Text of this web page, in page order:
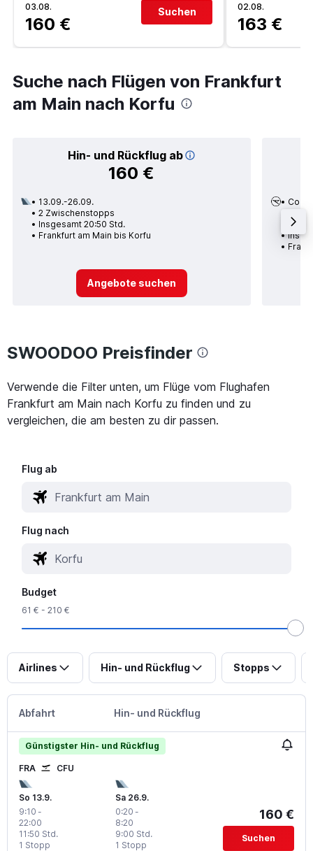
03.08.
160 €
Suchen
02.08.
163 €
Suche nach Flügen von Frankfurt
am Main nach Korfu
Hin- und Rückflug ab
160 €
13.09.-26.09.
2 Zwischenstopps
Insgesamt 20:50 Std.
Frankfurt am Main bis Korfu
Angebote suchen
SWOODOO Preisfinder
Verwende die Filter unten, um Flüge vom Flughafen
Frankfurt am Main nach Korfu zu finden und zu
vergleichen, die am besten zu dir passen.
Flug ab
Flug nach
Budget
61 € - 210 €
Airlines Hin- und Rückflug Stopps
Abfahrt Hin- und Rückflug
Günstigster Hin- und Rückflug
FRA CFU
So 13.9.
9:10 -
22:00
1 Stopp
11:50 Std.
Sa 26.9.
0:20 -
8:20
1 Stopp
9:00 Std.
160 €
Suchen